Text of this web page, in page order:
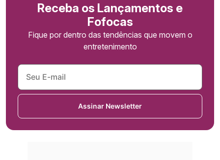
Receba os Lançamentos e
Fofocas
Fique por dentro das tendências que movem o
entretenimento
Assinar Newsletter